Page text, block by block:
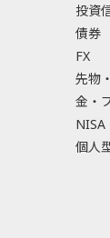
投資
債券
FX
先物
金・
NISA
個人